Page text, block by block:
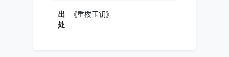
出
处
《重楼玉钥》